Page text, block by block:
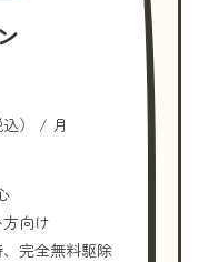
） / 月
向け
完全無料駆除